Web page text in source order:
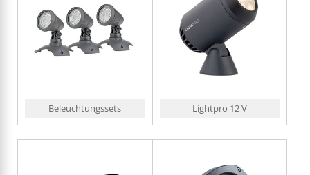
Beleuchtungssets Lightpro 12 V